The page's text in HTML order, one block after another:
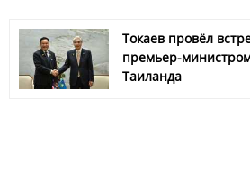
Токаев провёл
премьер-
Таиланда